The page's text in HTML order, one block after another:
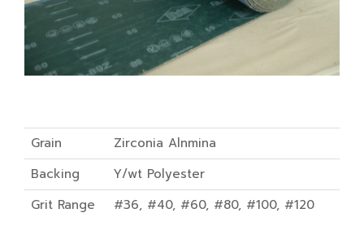
Grain
Zirconia Alnmina
Backing
Y/wt Polyester
Grit Range
#36, #40, #60, #80, #100, #120